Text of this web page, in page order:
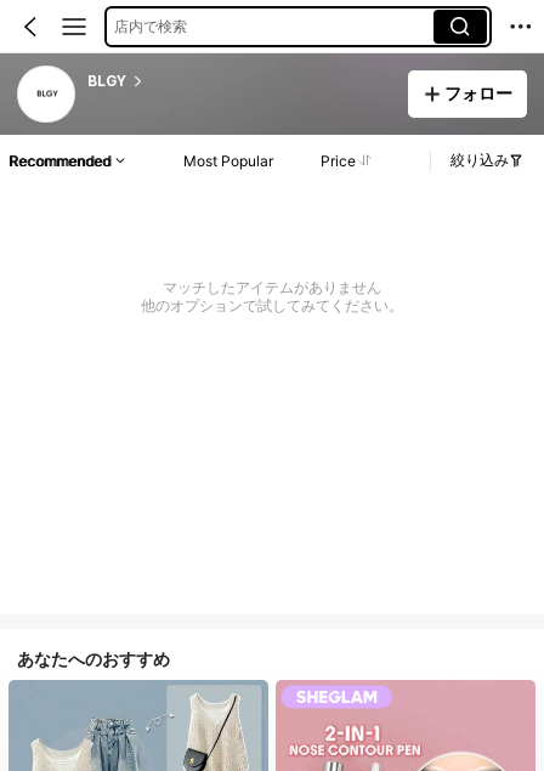
店内で検索
BLGY
フォロー
Recommended Most Popular Price 絞り込み
マッチしたアイテムがありません
他のオプションで試してみてください。
あなたへのおすすめ